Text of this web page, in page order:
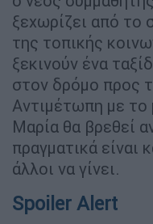
ξεχωρίζει από το
της τοπικής
ξεκινούν ένα
στον δρόμο προς
Αντιμέτωπη με το
Μαρία θα βρεθεί
πραγματικά είναι
άλλοι να γίνει.
Spoiler Alert